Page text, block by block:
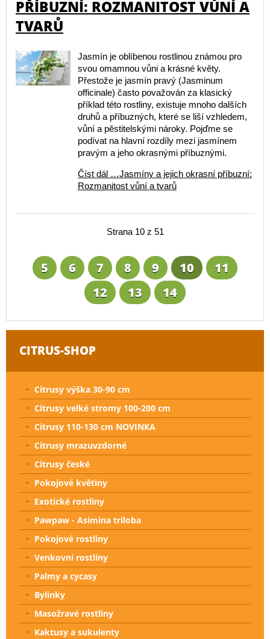
PŘÍBUZNÍ: ROZMANITOST VŮNÍ A
TVARŮ
Jasmín je oblíbenou rostlinou známou pro
svou omamnou vůni a krásné květy.
Přestože je jasmín pravý (Jasminum
officinale) často považován za klasický
příklad této rostliny, existuje mnoho dalších
druhů a příbuzných, které se liší vzhledem,
vůní a pěstitelskými nároky. Pojďme se
podívat na hlavní rozdíly mezi jasmínem
pravým a jeho okrasnými příbuznými.
Číst dál …Jasmíny a jejich okrasní příbuzní:
Rozmanitost vůní a tvarů
Strana 10 z 51
5 6 7 8 9 10
11
12
13 14
CITRUS-SHOP
Citrusy výška 30-90 cm
Citrusy velké stromy 100-200 cm
Citrusy 110-130 cm NOVINKA
Citrusy mrazuvzdorné
Citrusy české
Pokojové květiny
Exotické rostliny
Pawpaw - Asimina triloba
Pokojové rostliny
Venkovní rostliny
Palmy a cycasy
Bylinky
Masožravé rostliny
Kaktusy a sukulenty